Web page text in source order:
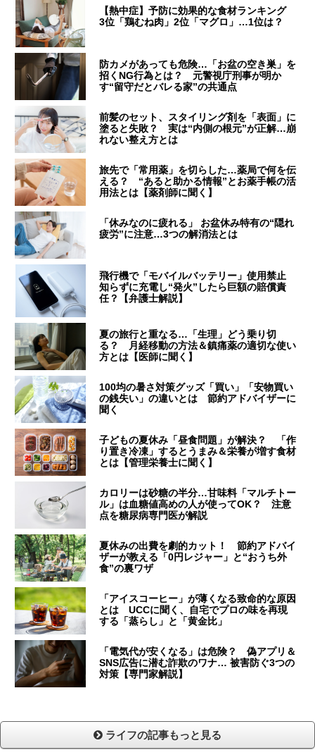
【熱中症】予防に効果的な食材ランキング
3位「鶏むね肉」2位「マグロ」…1位は？
防カメがあっても危険…「お盆の空き巣」を
招くNG行為とは？ 元警視庁刑事が明か
す“留守だとバレる家”の共通点
前髪のセット、スタイリング剤を「表面」に
塗ると失敗？ 実は“内側の根元”が正解…崩
れない整え方とは
旅先で「常用薬」を切らした…薬局で何を伝
える？ “あると助かる情報”とお薬手帳の活
用法とは【薬剤師に聞く】
「休みなのに疲れる」 お盆休み特有の“隠れ
疲労”に注意…3つの解消法とは
飛行機で「モバイルバッテリー」使用禁止
知らずに充電し“発火”したら巨額の賠償責
任？【弁護士解説】
夏の旅行と重なる…「生理」どう乗り切
る？ 月経移動の方法＆鎮痛薬の適切な使い
方とは【医師に聞く】
100均の暑さ対策グッズ「買い」「安物買い
の銭失い」の違いとは 節約アドバイザーに
聞く
子どもの夏休み「昼食問題」が解決？ 「作
り置き冷凍」するとうまみ＆栄養が増す食材
とは【管理栄養士に聞く】
カロリーは砂糖の半分…甘味料「マルチトー
ル」は血糖値高めの人が使ってOK？ 注意
点を糖尿病専門医が解説
夏休みの出費を劇的カット！ 節約アドバイ
ザーが教える「0円レジャー」と“おうち外
食”の裏ワザ
「アイスコーヒー」が薄くなる致命的な原因
とは UCCに聞く、自宅でプロの味を再現
する「蒸らし」と「黄金比」
「電気代が安くなる」は危険？ 偽アプリ＆
SNS広告に潜む詐欺のワナ… 被害防ぐ3つの
対策【専門家解説】
ライフの記事もっと見る